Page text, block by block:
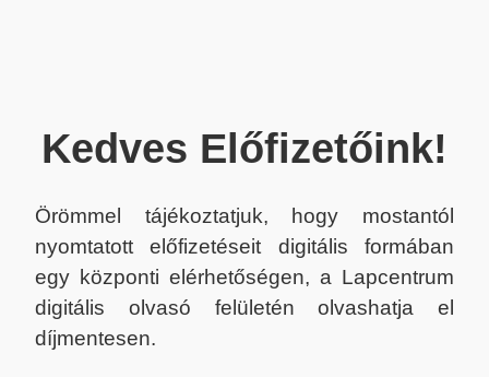
Kedves Előfizetőink!
Örömmel tájékoztatjuk, hogy mostantól
nyomtatott előfizetéseit digitális formában
egy központi elérhetőségen, a Lapcentrum
digitális olvasó felületén olvashatja el
díjmentesen.